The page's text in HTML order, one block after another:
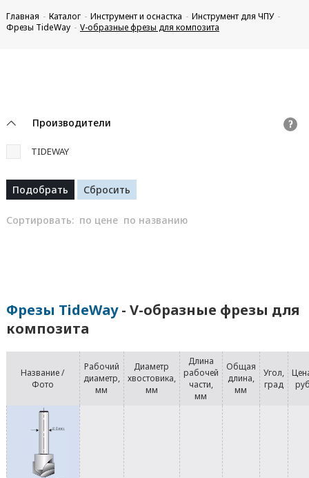
Главная Каталог Инструмент и оснастка
Инструмент для ЧПУ
Фрезы TideWay
V-образные фрезы для композита
Производители ?
TIDEWAY
Сортировать: по цене по названию
Фрезы TideWay- V-образные фрезы для
композита
Название /
Фото
Рабочий
диаметр,
мм
Диаметр
хвостовика,
мм
Длина
рабочей
части,
мм
Общая
длина,
мм
Угол,
град